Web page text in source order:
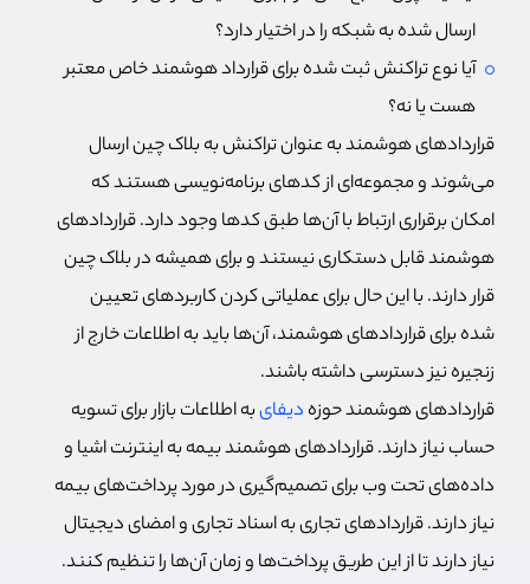
ارسال شده به شبکه را در اختیار دارد؟
آیا نوع تراکنش ثبت شده برای قرارداد هوشمند خاص معتبر
هست یا نه؟
قراردادهای هوشمند به عنوان تراکنش به بلاک چین ارسال
می‌شوند و مجموعه‌ای از کدهای برنامه‌نویسی هستند که
امکان برقراری ارتباط با آن‌ها طبق کدها وجود دارد. قراردادهای
هوشمند قابل دستکاری نیستند و برای همیشه در بلاک چین
قرار دارند. با این حال برای عملیاتی کردن کاربردهای تعیین
شده برای قراردادهای هوشمند، آن‌ها باید به اطلاعات خارج از
زنجیره نیز دسترسی داشته باشند.
قراردادهای هوشمند حوزه دیفایبه اطلاعات بازار برای تسویه
حساب نیاز دارند. قراردادهای هوشمند بیمه به اینترنت اشیا و
داده‌های تحت وب برای تصمیم‌گیری در مورد پرداخت‌های بیمه
نیاز دارند. قراردادهای تجاری به اسناد تجاری و امضای دیجیتال
نیاز دارند تا از این طریق پرداخت‌ها و زمان آن‌ها را تنظیم کنند.